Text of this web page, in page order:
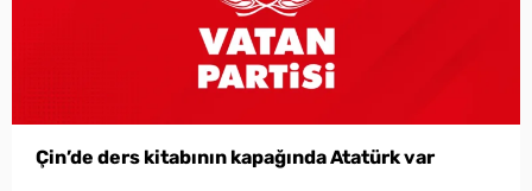
Çin’de ders kitabının kapağında Atatürk var